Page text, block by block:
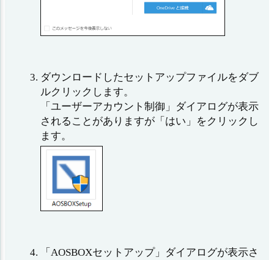
ダウンロードしたセットアップファイルをダブ
ルクリックします。
「ユーザーアカウント制御」ダイアログが表示
されることがありますが「はい」をクリックし
ます。
「AOSBOXセットアップ」ダイアログが表示さ